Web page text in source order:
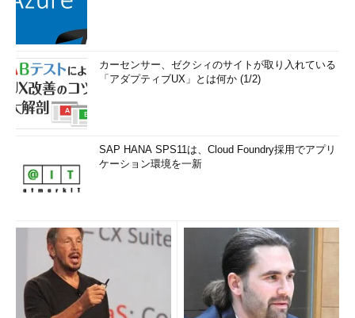
カーセンサー、ゼクシィのサイトが取り入れている
「アダプティブUX」とは何か (1/2)
SAP HANA SPS11は、Cloud Foundry採用でアプリ
ケーション環境を一新